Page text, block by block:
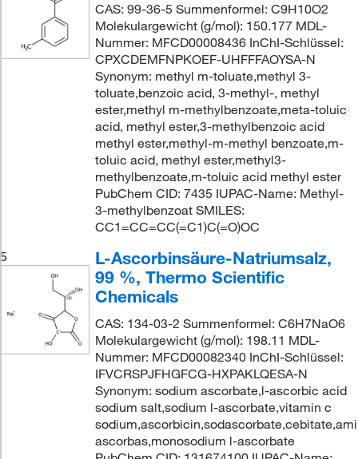
CAS: 99-36-5 Summenformel: C9H10O2
Molekulargewicht (g/mol): 150.177 MDL-
Nummer: MFCD00008436 InChI-Schlüssel:
CPXCDEMFNPKOEF-UHFFFAOYSA-N
Synonym: methyl m-toluate,methyl 3-
toluate,benzoic acid, 3-methyl-, methyl
ester,methyl m-methylbenzoate,meta-toluic
acid, methyl ester,3-methylbenzoic acid
methyl ester,methyl-m-methyl benzoate,m-
toluic acid, methyl ester,methyl3-
methylbenzoate,m-toluic acid methyl ester
PubChem CID: 7435 IUPAC-Name: Methyl-
3-methylbenzoat SMILES:
CC1=CC=CC(=C1)C(=O)OC
5
L-Ascorbinsäure-Natriumsalz,
99 %, Thermo Scientific
Chemicals
CAS: 134-03-2 Summenformel: C6H7NaO6
Molekulargewicht (g/mol): 198.11 MDL-
Nummer: MFCD00082340 InChI-Schlüssel:
IFVCRSPJFHGFCG-HXPAKLQESA-N
Synonym: sodium ascorbate,l-ascorbic acid
sodium salt,sodium l-ascorbate,vitamin c
ascorbas,monosodium l-ascorbate